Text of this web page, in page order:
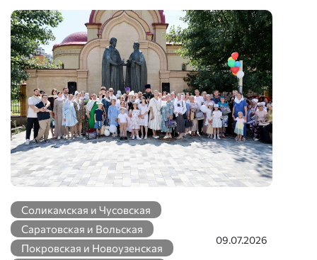
Соликамская и Чусовская
Саратовская и Вольская
Покровская и Новоузенская
09.07.2026